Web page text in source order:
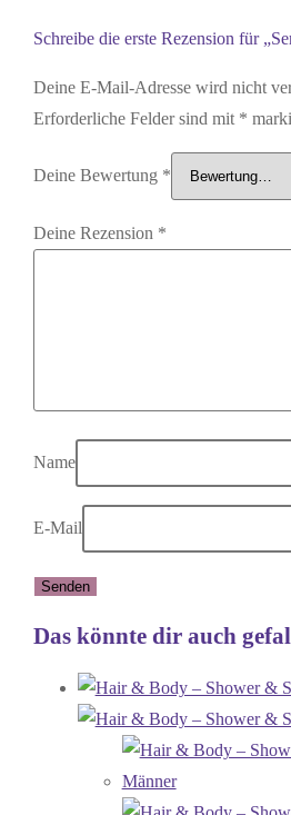
Schreibe die erste Rezension für
Deine E-Mail-Adresse wird nicht
Erforderliche Felder sind mit *
Deine Bewertung *
Deine Rezension *
Name
E-Mail
Das könnte dir auch